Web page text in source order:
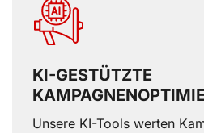
KI-GESTÜTZTE
Unsere KI-Tools werten